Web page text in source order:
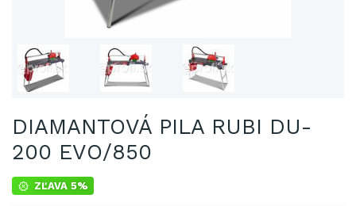
DIAMANTOVÁ PILA RUBI DU-
200 EVO/850
ZĽAVA 5%